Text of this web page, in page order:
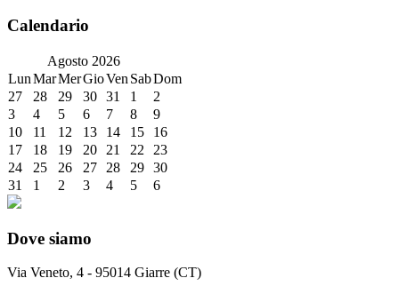
Calendario
Agosto 2026
LunMarMerGioVen SabDom
27
28 29 30 31 1
2
3
4 5 6 7 8
9
10
11 12 13 14 15
16
17
18 19 20 21 22
23
24
25 26 27 28 29 30
31
1 2 3 4 5 6
Dove siamo
Via Veneto, 4 - 95014 Giarre (CT)